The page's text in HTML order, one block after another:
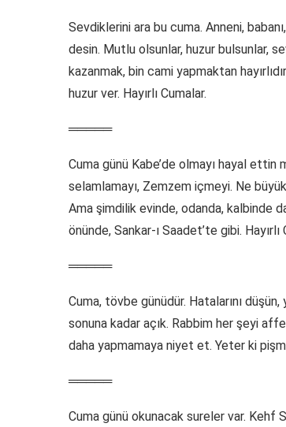
Sevdiklerini ara bu cuma. Anneni,
desin. Mutlu olsunlar, huzur bulsunlar,
kazanmak, bin cami yapmaktan
huzur ver. Hayırlı Cumalar.
═════
Cuma günü Kabe’de olmayı hayal
selamlamayı, Zemzem içmeyi. Ne
Ama şimdilik evinde, odanda, kalbinde
önünde, Sankar-ı Saadet’te gibi. Hayırlı
═════
Cuma, tövbe günüdür. Hatalarını düşün,
sonuna kadar açık. Rabbim her şeyi
daha yapmamaya niyet et. Yeter ki
═════
Cuma günü okunacak sureler var. Kehf